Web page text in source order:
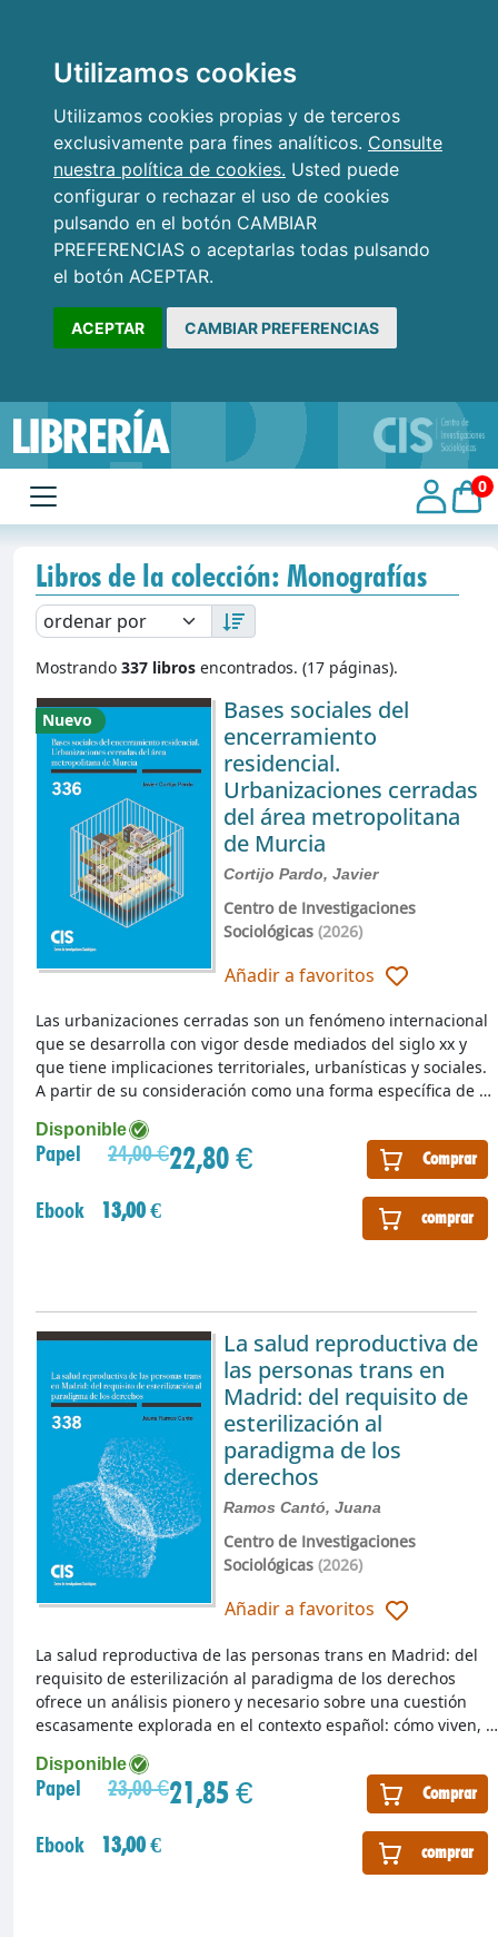
Utilizamos cookies
Utilizamos cookies propias y de terceros
exclusivamente para fines analíticos. Consulte
nuestra política de cookies. Usted puede
configurar o rechazar el uso de cookies
pulsando en el botón CAMBIAR
PREFERENCIAS o aceptarlas todas pulsando
el botón ACEPTAR.
ACEPTAR CAMBIAR PREFERENCIAS
0
Libros de la colección: Monografías
Mostrando 337 libros encontrados. (17 páginas).
Nuevo
Bases sociales del
encerramiento
residencial.
Urbanizaciones cerradas
del área metropolitana
de Murcia
Cortijo Pardo, Javier
Centro de Investigaciones
Sociológicas(2026)
Añadir a favoritos
Disponible
Papel 24,00 €22,80 € Comprar
Ebook 13,00 € comprar
Las urbanizaciones cerradas son un fenómeno internacional
que se desarrolla con vigor desde mediados del siglo xx y
que tiene implicaciones territoriales, urbanísticas y sociales.
A partir de su consideración como una forma específica de …
La salud reproductiva de
las personas trans en
Madrid: del requisito de
esterilización al
paradigma de los
derechos
Ramos Cantó, Juana
Centro de Investigaciones
Sociológicas(2026)
Añadir a favoritos
Disponible
Papel 23,00 €21,85 € Comprar
Ebook 13,00 € comprar
La salud reproductiva de las personas trans en Madrid: del
requisito de esterilización al paradigma de los derechos
ofrece un análisis pionero y necesario sobre una cuestión
escasamente explorada en el contexto español: cómo viven, …